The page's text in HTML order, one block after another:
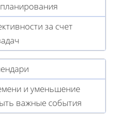
за счет
и уменьшение
важные события